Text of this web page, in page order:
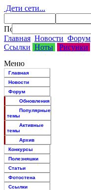
Дети сети...
Главная Новости Форум
Ссылки Ноты Рисунки
Меню
Главная
Новости
Форум
Обновления
Популярные
темы
Активные
темы
Архив
Конкурсы
Полезняшки
Статьи
Фотостена
Ссылки